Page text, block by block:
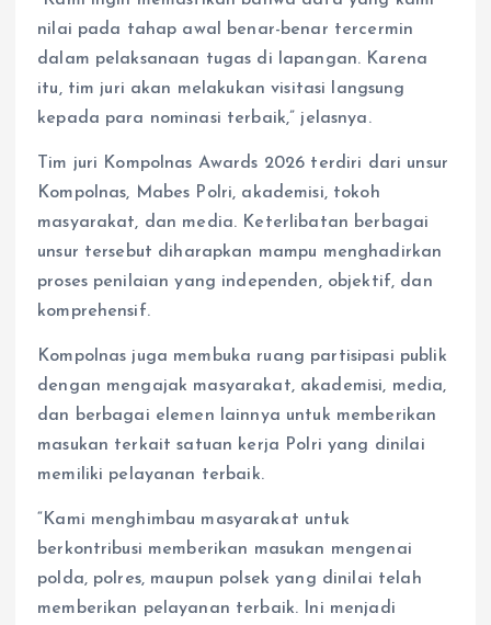
nilai pada tahap awal benar-benar tercermin
dalam pelaksanaan tugas di lapangan. Karena
itu, tim juri akan melakukan visitasi langsung
kepada para nominasi terbaik,” jelasnya.
Tim juri Kompolnas Awards 2026 terdiri dari unsur
Kompolnas, Mabes Polri, akademisi, tokoh
masyarakat, dan media. Keterlibatan berbagai
unsur tersebut diharapkan mampu menghadirkan
proses penilaian yang independen, objektif, dan
komprehensif.
Kompolnas juga membuka ruang partisipasi publik
dengan mengajak masyarakat, akademisi, media,
dan berbagai elemen lainnya untuk memberikan
masukan terkait satuan kerja Polri yang dinilai
memiliki pelayanan terbaik.
“Kami menghimbau masyarakat untuk
berkontribusi memberikan masukan mengenai
polda, polres, maupun polsek yang dinilai telah
memberikan pelayanan terbaik. Ini menjadi